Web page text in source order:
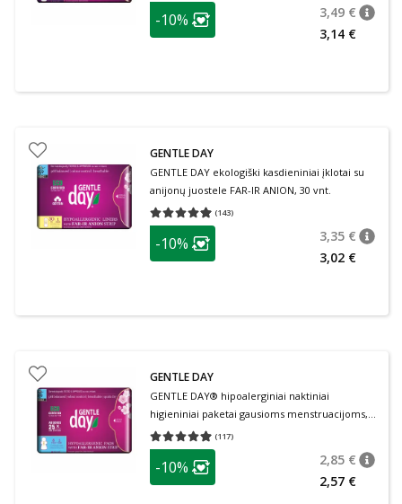
patarimas
Lojalumo klubo narių nuolaida
-10% 3,49 €
3,14 €
GENTLE DAY
GENTLE DAY ekologiški kasdieniniai įklotai su
anijonų juostele FAR-IR ANION, 30 vnt.
(143)
Vidutinis įvertinimas 4.96
patarimas
Lojalumo klubo narių nuolaida
-10% 3,35 €
3,02 €
GENTLE DAY
GENTLE DAY® hipoalerginiai naktiniai
higieniniai paketai gausioms menstruacijoms, 5
dydis, 8 vnt.
(117)
Vidutinis įvertinimas 4.99
patarimas
Lojalumo klubo narių nuolaida
-10% 2,85 €
2,57 €